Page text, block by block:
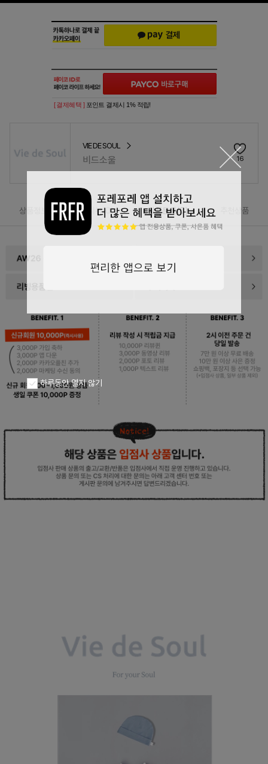
페이코 ID로
PAYCO 바로구
[ 결제혜택 ] 포인트 결제시 1% 적립!
VIE DE SOUL
비드소울 16
상품정보 리뷰(0) 상품문의(0) 추천상품
하루동안 열지 않기